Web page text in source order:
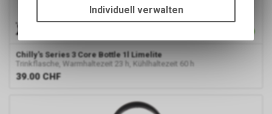
Chilly's Series 3 Core Bottle 1l Limelite
Trinkflasche, Warmhaltezeit 23 h, Kühlhaltezeit 60 h
39.00 CHF
um die grundlegenden
Funktionen unseres Online-
ermöglichen. Bitte beachten Sie,
dass die gespeicherten Daten
zulassen.
Individuell verwalten